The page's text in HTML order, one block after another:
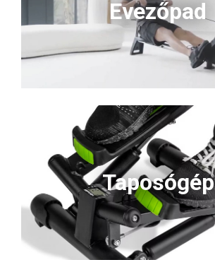
Evezőpad
Taposógép